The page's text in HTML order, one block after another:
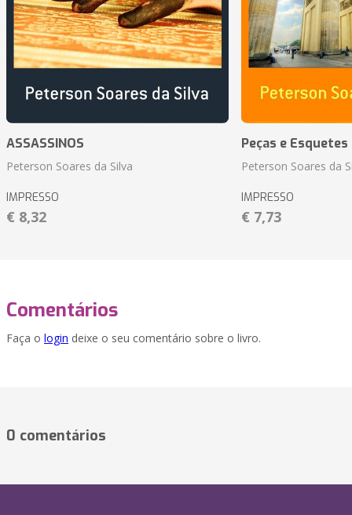
ASSASSINOS
Peterson Soares da Silva
IMPRESSO
€ 8,32
Peças e
Peterson Soares da
IMPRESSO
€ 7,73
Comentários
Faça o login deixe o seu comentário sobre o livro.
0 comentários